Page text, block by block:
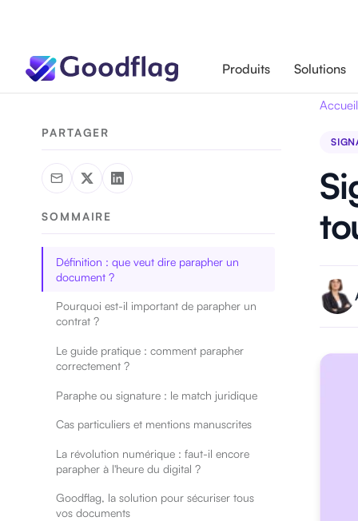
Produits Solutions
PARTAGER
SOMMAIRE
Définition : que veut dire parapher un
document ?
Pourquoi est-il important de parapher un
contrat ?
Le guide pratique : comment parapher
correctement ?
Paraphe ou signature : le match juridique
Cas particuliers et mentions manuscrites
La révolution numérique : faut-il encore
parapher à l'heure du digital ?
Goodflag, la solution pour sécuriser tous
vos documents
Accueil